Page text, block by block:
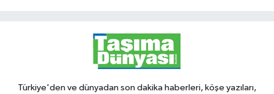
Türkiye'den ve dünyadan son dakika haberleri, köşe yazıları,